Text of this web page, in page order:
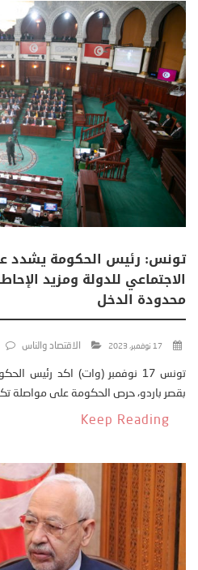
تونس: رئيس الحكومة يشدد
الاجتماعي للدولة ومزيد
محدودة الدخل
17 نوفمبر، 2023 الاقتصاد والناس
تونس 17 نوفمبر (وات) اكد رئيس
بقصر باردو، حرص الحكومة على مواصلة
Keep Reading